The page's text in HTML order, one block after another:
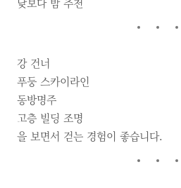
강 건너
푸둥 스카이라인
동방명주
고층 빌딩 조명
을 보면서 걷는 경험이 좋습니다.